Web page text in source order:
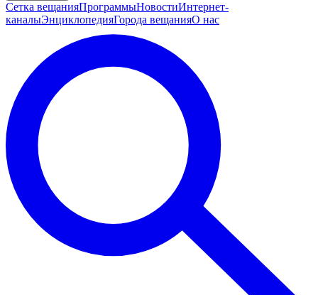
Сетка вещанияПрограммыНовостиИнтернет-
каналыЭнциклопедияГорода вещанияО нас